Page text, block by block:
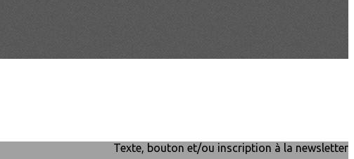
Texte, bouton et/ou inscription à la newsletter